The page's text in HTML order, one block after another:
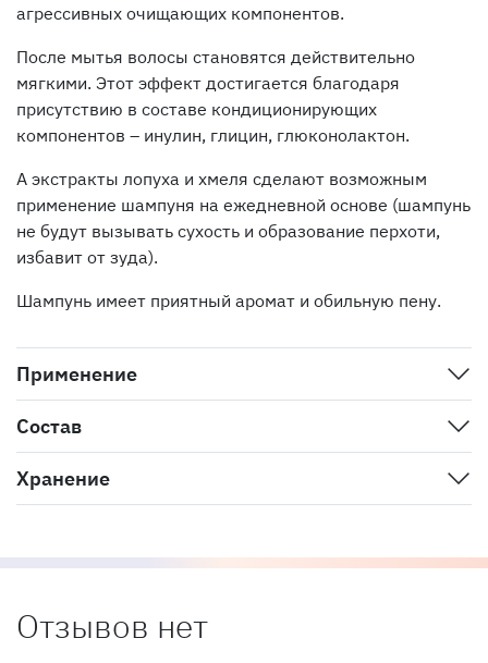
агрессивных очищающих компонентов.
После мытья волосы становятся действительно
мягкими. Этот эффект достигается благодаря
присутствию в составе кондиционирующих
компонентов – инулин, глицин, глюконолактон.
А экстракты лопуха и хмеля сделают возможным
применение шампуня на ежедневной основе (шампунь
не будут вызывать сухость и образование перхоти,
избавит от зуда).
Шампунь имеет приятный аромат и обильную пену.
Применение
Состав
Хранение
Отзывов нет